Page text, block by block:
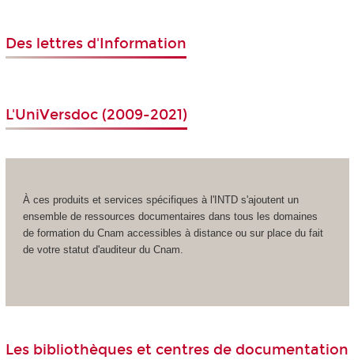
Des lettres d'Information
L'UniVersdoc(2009-2021)
À ces produits et services spécifiques à l'INTD s'ajoutent un
ensemble de ressources documentaires dans tous les domaines
de formation du Cnam accessibles à distance ou sur place du fait
de votre statut d'auditeur du Cnam.
Les bibliothèques et centres de documentation